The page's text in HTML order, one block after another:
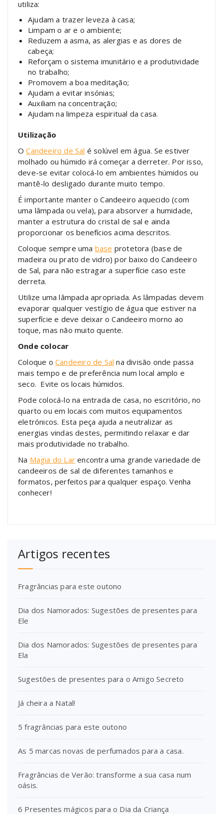
utiliza:
Ajudam a trazer leveza à casa;
Limpam o ar e o ambiente;
Reduzem a asma, as alergias e as dores de
cabeça;
Reforçam o sistema imunitário e a produtividade
no trabalho;
Promovem a boa meditação;
Ajudam a evitar insónias;
Auxiliam na concentração;
Ajudam na limpeza espiritual da casa.
Utilização
OCandeeiro de Sal é solúvel em água. Se estiver
molhado ou húmido irá começar a derreter. Por isso,
deve-se evitar colocá-lo em ambientes húmidos ou
mantê-lo desligado durante muito tempo.
É importante manter o Candeeiro aquecido (com
uma lâmpada ou vela), para absorver a humidade,
manter a estrutura do cristal de sal e ainda
proporcionar os benefícios acima descritos.
Coloque sempre uma base protetora (base de
madeira ou prato de vidro) por baixo do Candeeiro
de Sal, para não estragar a superfície caso este
derreta.
Utilize uma lâmpada apropriada. As lâmpadas devem
evaporar qualquer vestígio de água que estiver na
superfície e deve deixar o Candeeiro morno ao
toque, mas não muito quente.
Onde colocar
Coloque o Candeeiro de Sal na divisão onde passa
mais tempo e de preferência num local amplo e
seco. Evite os locais húmidos.
Pode colocá-lo na entrada de casa, no escritório, no
quarto ou em locais com muitos equipamentos
eletrónicos. Esta peça ajuda a neutralizar as
energias vindas destes, permitindo relaxar e dar
mais produtividade no trabalho.
Na Magia do Lar encontra uma grande variedade de
candeeiros de sal de diferentes tamanhos e
formatos, perfeitos para qualquer espaço. Venha
conhecer!
Artigos recentes
Fragrâncias para este outono
Dia dos Namorados: Sugestões de presentes para
Ele
Dia dos Namorados: Sugestões de presentes para
Ela
Sugestões de presentes para o Amigo Secreto
Já cheira a Natal!
5 fragrâncias para este outono
As 5 marcas novas de perfumados para a casa.
Fragrâncias de Verão: transforme a sua casa num
oásis.
6 Presentes mágicos para o Dia da Criança